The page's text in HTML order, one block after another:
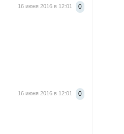
0
16 июня 2016 в 12:01
0
16 июня 2016 в 12:01